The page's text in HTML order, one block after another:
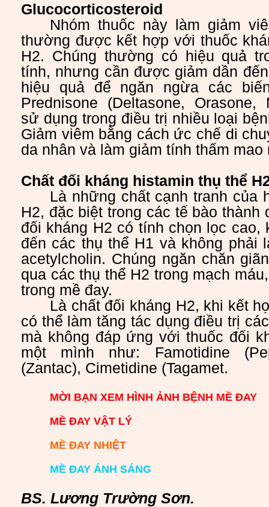
Glucocorticosteroid
Nhóm thuốc này làm giảm
thường được kết hợp với thuốc
H2. Chúng thường có hiệu quả
tính, nhưng cần được giảm dần
hiệu quả để ngăn ngừa các
Prednisone (Deltasone,
sử dụng trong điều trị nhiều loại
Giảm viêm bằng cách ức chế di
da nhân và làm giảm tính thấm mao
Chất đối kháng histamin thụ thể
Là những chất cạnh tranh của
H2, đặc biệt trong các tế bào thành
đối kháng H2 có tính chọn lọc cao,
đến các thụ thể H1 và không phải
acetylcholin. Chúng ngăn chăn
qua các thụ thể H2 trong mạch
trong mề đay.
Là chất đối kháng H2, khi kết
có thể làm tăng tác dụng điều trị
mà không đáp ứng với thuốc đối
một mình như: Famotidine
(Zantac), Cimetidine (Tagamet.
MỜI BẠN XEM HÌNH ẢNH BỆNH MỀ ĐAY
MỀ ĐAY VẬT LÝ
MỀ ĐAY NHIỆT
MỀ ĐAY ÁNH SÁNG
BS. Lương Trường Sơn.